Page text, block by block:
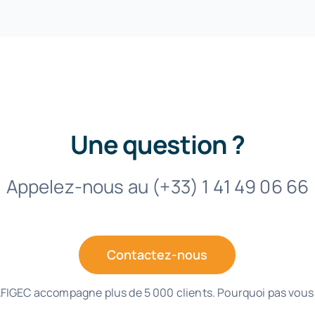
Une question ?
Appelez-nous au (+33) 1 41 49 06 66
Contactez-nous
accompagne plus de 5 000 clients. Pourquoi pas vous